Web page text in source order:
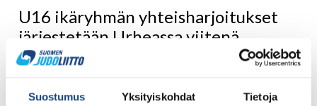
Suostumus Yksityiskohdat Tietoja
U16 ikäryhmän yhteisharjoitukset
järjestetään Urheassa viitenä
lauantaina kevään aikana.
2011, 2012 ja 2013 syntyneitä.